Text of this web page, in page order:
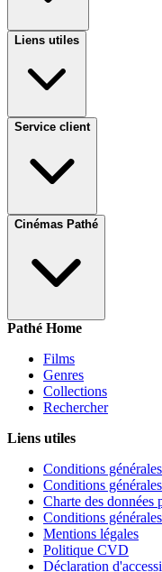
Liens utiles
Service client
Cinémas Pathé
Pathé Home
Films
Genres
Collections
Rechercher
Liens utiles
Conditions
Conditions
Charte des données
Conditions
Mentions légales
Politique CVD
Déclaration